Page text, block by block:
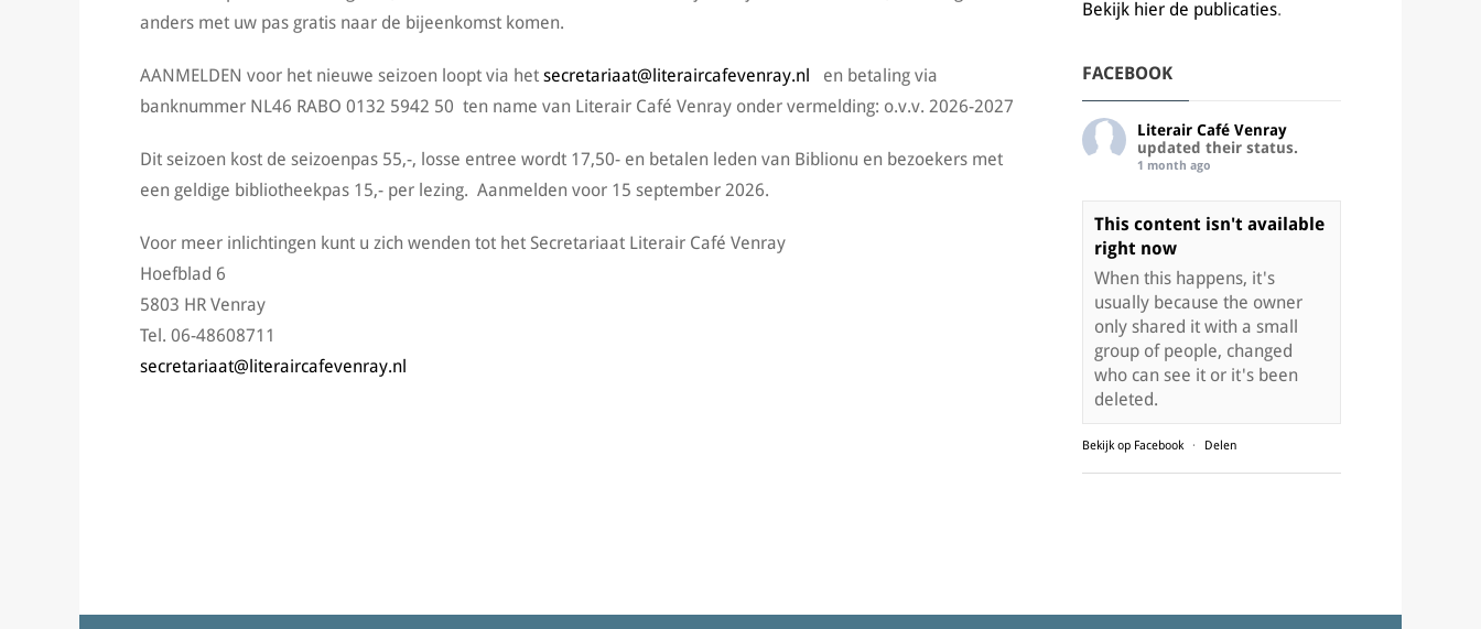
anders met uw pas gratis naar de bijeenkomst komen.
AANMELDEN voor het nieuwe seizoen loopt via het secretariaat@literaircafevenray.nl en betaling via
banknummer NL46 RABO 0132 5942 50 ten name van Literair Café Venray onder vermelding: o.v.v. 2026-2027
Dit seizoen kost de seizoenpas 55,-, losse entree wordt 17,50- en betalen leden van Biblionu en bezoekers met
een geldige bibliotheekpas 15,- per lezing. Aanmelden voor 15 september 2026.
Voor meer inlichtingen kunt u zich wenden tot het Secretariaat Literair Café Venray
Hoefblad 6
5803 HR Venray
Tel. 06-48608711
secretariaat@literaircafevenray.nl
Bekijk hier de publicaties.
FACEBOOK
Literair Café Venray
updated their status.
1 month ago
This content isn't available
right now
When this happens, it's
usually because the owner
only shared it with a small
group of people, changed
who can see it or it's been
deleted.
Bekijk op Facebook · Delen